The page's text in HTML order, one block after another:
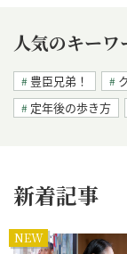
人気のキーワ
豊臣兄弟！
定年後の歩き方
新着記事
NEW